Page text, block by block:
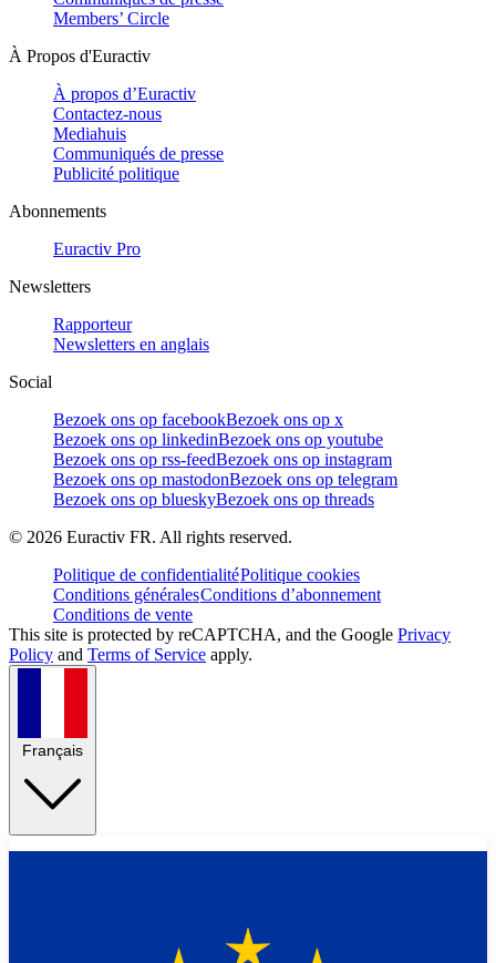
Members’ Circle
À Propos d'Euractiv
À propos d’Euractiv
Contactez-nous
Mediahuis
Communiqués de presse
Publicité politique
Abonnements
Euractiv Pro
Newsletters
Rapporteur
Newsletters en anglais
Social
Bezoek ons op facebookBezoek ons op x
Bezoek ons op linkedinBezoek ons op youtube
Bezoek ons op rss-feedBezoek ons op instagram
Bezoek ons op mastodonBezoek ons op telegram
Bezoek ons op blueskyBezoek ons op threads
© 2026 Euractiv FR. All rights reserved.
Politique de confidentialitéPolitique cookies
Conditions généralesConditions d’abonnement
Conditions de vente
This site is protected by reCAPTCHA, and the Google Privacy
Policy and Terms of Service apply.
Français